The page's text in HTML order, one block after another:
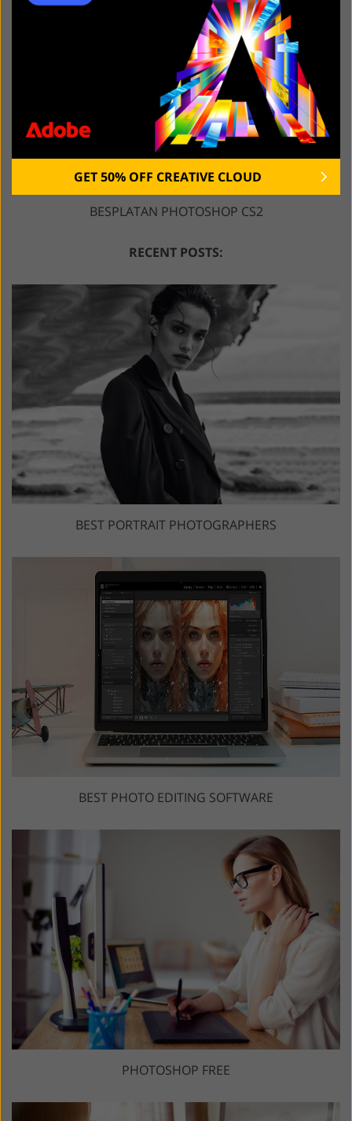
BESPLATAN PHOTOSHOP CS2
RECENT POSTS:
BEST PORTRAIT PHOTOGRAPHERS
BEST PHOTO EDITING SOFTWARE
PHOTOSHOP FREE
GET 50% OFF CREATIVE CLOUD